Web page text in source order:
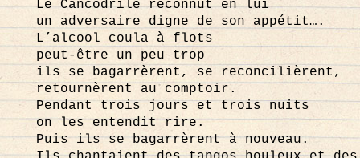
Le Cancodrile reconnut en lui
un adversaire digne de son appétit….
L’alcool coula à flots
peut-être un peu trop
ils se bagarrèrent, se reconcilièrent,
retournèrent au comptoir.
Pendant trois jours et trois nuits
on les entendit rire.
Puis ils se bagarrèrent à nouveau.